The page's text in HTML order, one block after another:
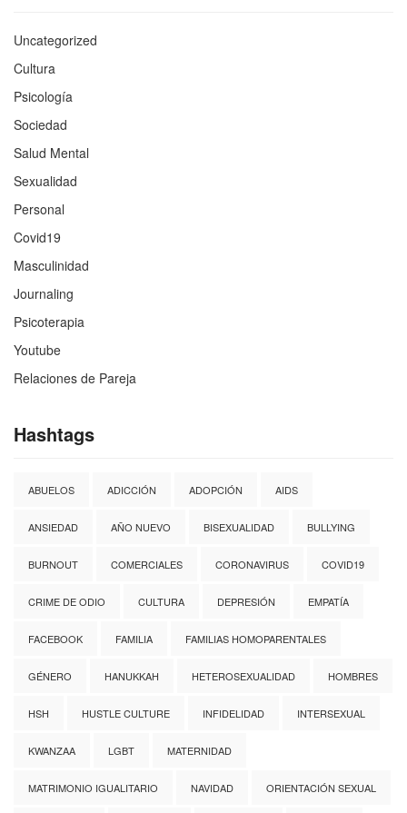
Uncategorized
Cultura
Psicología
Sociedad
Salud Mental
Sexualidad
Personal
Covid19
Masculinidad
Journaling
Psicoterapia
Youtube
Relaciones de Pareja
Hashtags
ABUELOS ADICCIÓN ADOPCIÓN AIDS
ANSIEDAD AÑO NUEVO BISEXUALIDAD BULLYING
BURNOUT COMERCIALES CORONAVIRUS COVID19
CRIME DE ODIO CULTURA DEPRESIÓN EMPATÍA
FACEBOOK FAMILIA FAMILIAS HOMOPARENTALES
GÉNERO HANUKKAH HETEROSEXUALIDAD HOMBRES
HSH HUSTLE CULTURE INFIDELIDAD INTERSEXUAL
KWANZAA LGBT MATERNIDAD
MATRIMONIO IGUALITARIO NAVIDAD ORIENTACIÓN SEXUAL